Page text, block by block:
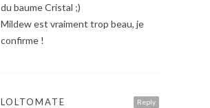
du baume Cristal ;)
Mildew est vraiment trop beau, je
confirme !
Reply
LOLTOMATE